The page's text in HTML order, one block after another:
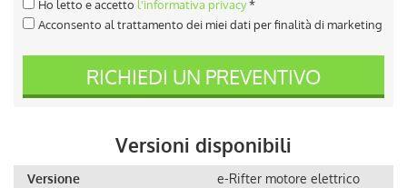
Ho letto e accetto l'informativa privacy*
Acconsento al trattamento dei miei dati per finalità di marketing
RICHIEDI UN PREVENTIVO
Versioni disponibili
Versione
e-Rifter motore elettrico